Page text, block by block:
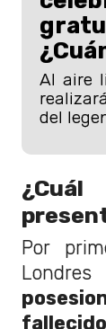
Al aire
del
Por